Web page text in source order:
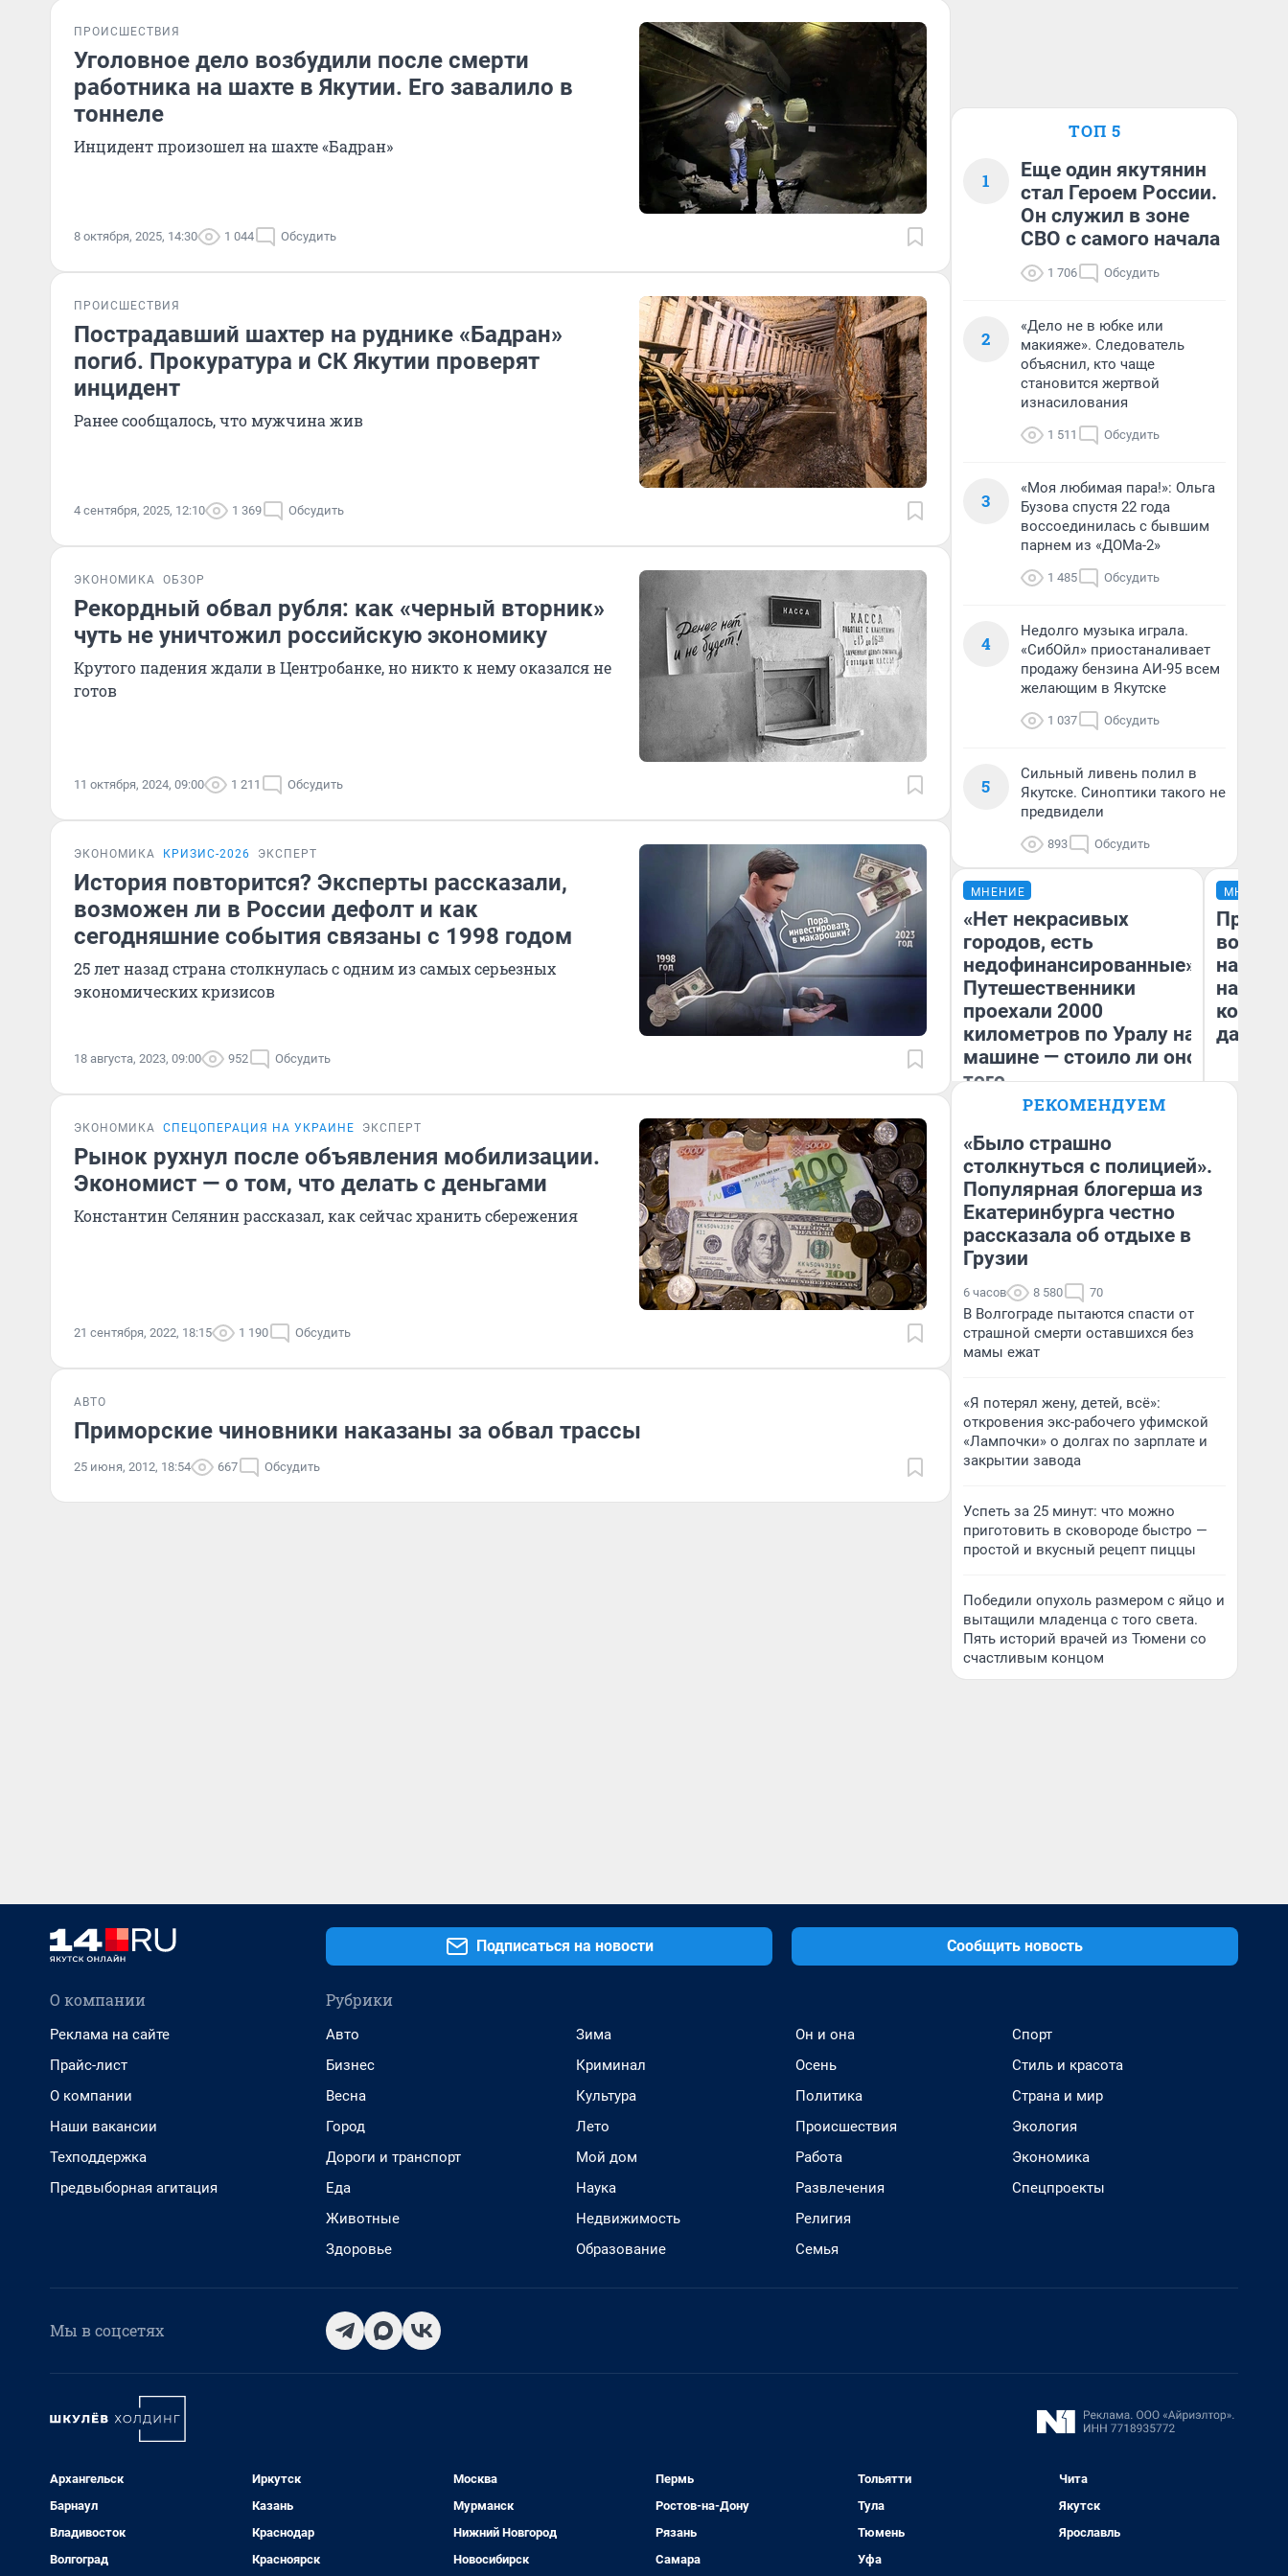
ПРОИСШЕСТВИЯ
Уголовное дело возбудили после смерти
работника на шахте в Якутии. Его завалило в
тоннеле
Инцидент произошел на шахте «Бадран»
8 октября, 2025, 14:30 1 044 Обсудить
ПРОИСШЕСТВИЯ
Пострадавший шахтер на руднике «Бадран»
погиб. Прокуратура и СК Якутии проверят
инцидент
Ранее сообщалось, что мужчина жив
4 сентября, 2025, 12:10 1 369 Обсудить
ЭКОНОМИКА ОБЗОР
Рекордный обвал рубля: как «черный вторник»
чуть не уничтожил российскую экономику
Крутого падения ждали в Центробанке, но никто к нему оказался не
готов
11 октября, 2024, 09:00 1 211 Обсудить
ЭКОНОМИКА КРИЗИС-2026 ЭКСПЕРТ
История повторится? Эксперты рассказали,
возможен ли в России дефолт и как
сегодняшние события связаны с 1998 годом
25 лет назад страна столкнулась с одним из самых серьезных
экономических кризисов
18 августа, 2023, 09:00 952 Обсудить
ЭКОНОМИКА СПЕЦОПЕРАЦИЯ НА УКРАИНЕ ЭКСПЕРТ
Рынок рухнул после объявления мобилизации.
Экономист — о том, что делать с деньгами
Константин Селянин рассказал, как сейчас хранить сбережения
21 сентября, 2022, 18:15 1 190 Обсудить
АВТО
Приморские чиновники наказаны за обвал трассы
25 июня, 2012, 18:54 667 Обсудить
ТОП 5
1
Еще один якутянин
стал Героем России.
Он служил в зоне
СВО с самого начала
1 706 Обсудить
2
«Дело не в юбке или
макияже». Следователь
объяснил, кто чаще
становится жертвой
изнасилования
1 511 Обсудить
3
«Моя любимая пара!»: Ольга
Бузова спустя 22 года
воссоединилась с бывшим
парнем из «ДОМа-2»
1 485 Обсудить
4
Недолго музыка играла.
«СибОйл» приостаналивает
продажу бензина АИ-95 всем
желающим в Якутске
1 037 Обсудить
5
Сильный ливень полил в
Якутске. Синоптики такого не
предвидели
893 Обсудить
МНЕНИЕ
«Нет некрасивых
городов, есть
недофинансированные».
Путешественники
проехали 2000
километров по Уралу на
машине — стоило ли оно
того
Екатерина Литкевич
МНЕНИЕ
нам
даже
РЕКОМЕНДУЕМ
«Было страшно
столкнуться с полицией».
Популярная блогерша из
Екатеринбурга честно
рассказала об отдыхе в
Грузии
6 часов 8 580 70
В Волгограде пытаются спасти от
страшной смерти оставшихся без
мамы ежат
«Я потерял жену, детей, всё»:
откровения экс-рабочего уфимской
«Лампочки» о долгах по зарплате и
закрытии завода
Успеть за 25 минут: что можно
приготовить в сковороде быстро —
простой и вкусный рецепт пиццы
Победили опухоль размером с яйцо и
вытащили младенца с того света.
Пять историй врачей из Тюмени со
счастливым концом
Подписаться на новости Сообщить новость
О компании
Реклама на сайте
Прайс-лист
О компании
Наши вакансии
Техподдержка
Предвыборная агитация
Рубрики
Авто
Бизнес
Весна
Город
Дороги и транспорт
Еда
Животные
Здоровье
Зима
Криминал
Культура
Лето
Мой дом
Наука
Недвижимость
Образование
Он и она
Осень
Политика
Происшествия
Работа
Развлечения
Религия
Семья
Спорт
Стиль и красота
Страна и мир
Экология
Экономика
Спецпроекты
Мы в соцсетях
Архангельск
Барнаул
Владивосток
Волгоград
Иркутск
Казань
Краснодар
Красноярск
Москва
Мурманск
Нижний Новгород
Новосибирск
Пермь
Ростов-на-Дону
Рязань
Самара
Тольятти
Тула
Тюмень
Уфа
Чита
Якутск
Ярославль